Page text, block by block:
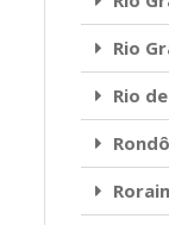
Rio
Rio